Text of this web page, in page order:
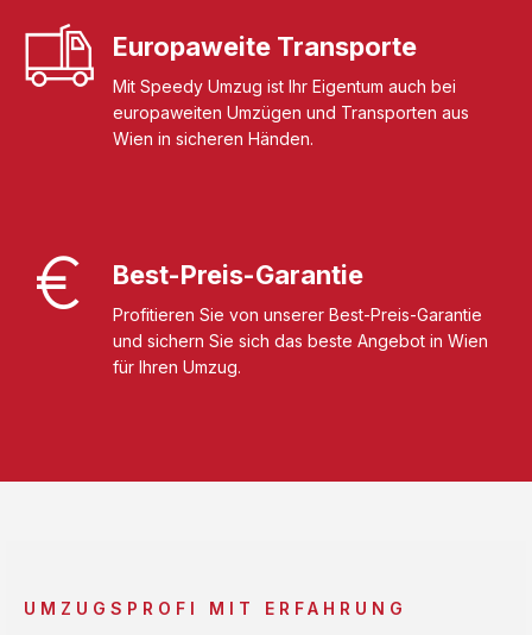
Europaweite Transporte
Mit Speedy Umzug ist Ihr Eigentum auch bei
europaweiten Umzügen und Transporten aus
Wien in sicheren Händen.
Best-Preis-Garantie
Profitieren Sie von unserer Best-Preis-Garantie
und sichern Sie sich das beste Angebot in Wien
für Ihren Umzug.
UMZUGSPROFI MIT ERFAHRUNG